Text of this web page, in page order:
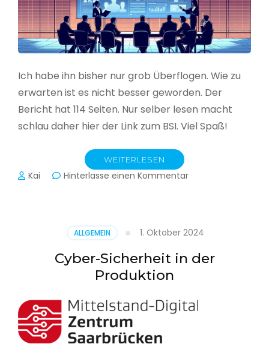
Ich habe ihn bisher nur grob Überflogen. Wie zu
erwarten ist es nicht besser geworden. Der
Bericht hat 114 Seiten. Nur selber lesen macht
schlau daher hier der Link zum BSI. Viel Spaß!
WEITERLESEN
Kai Hinterlasse einen Kommentarzu
seinen
Lagebericht
zur
in
Deutschland
ALLGEMEIN 1. Oktober 2024
Cyber-Sicherheit in der
Produktion